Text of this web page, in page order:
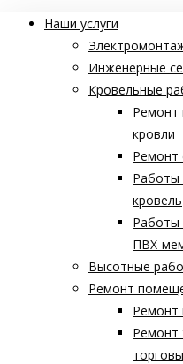
Наши услуги
Инженерные
Кровельные
Ремонт
кровли
Ремонт
Работы
кровель
Работы
ПВХ-
Высотные
Ремонт
Ремонт
Ремонт